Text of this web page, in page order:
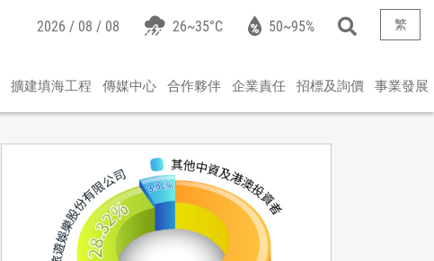
2026 / 08 / 08 26~35°C 50~95% 繁
擴建填海工程 傳媒中心 合作夥伴 企業責任 招標及詢價 事業發展